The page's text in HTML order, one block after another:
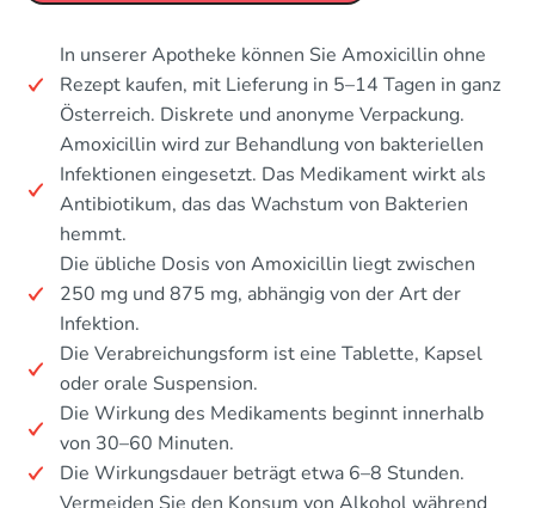
In unserer Apotheke können Sie Amoxicillin ohne
Rezept kaufen, mit Lieferung in 5–14 Tagen in ganz
Österreich. Diskrete und anonyme Verpackung.
Amoxicillin wird zur Behandlung von bakteriellen
Infektionen eingesetzt. Das Medikament wirkt als
Antibiotikum, das das Wachstum von Bakterien
hemmt.
Die übliche Dosis von Amoxicillin liegt zwischen
250 mg und 875 mg, abhängig von der Art der
Infektion.
Die Verabreichungsform ist eine Tablette, Kapsel
oder orale Suspension.
Die Wirkung des Medikaments beginnt innerhalb
von 30–60 Minuten.
Die Wirkungsdauer beträgt etwa 6–8 Stunden.